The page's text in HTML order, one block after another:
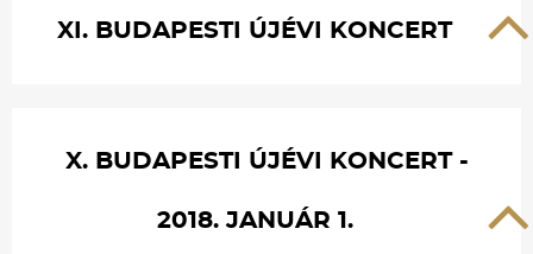
XI. BUDAPESTI ÚJÉVI KONCERT
X. BUDAPESTI ÚJÉVI KONCERT -
2018. JANUÁR 1.